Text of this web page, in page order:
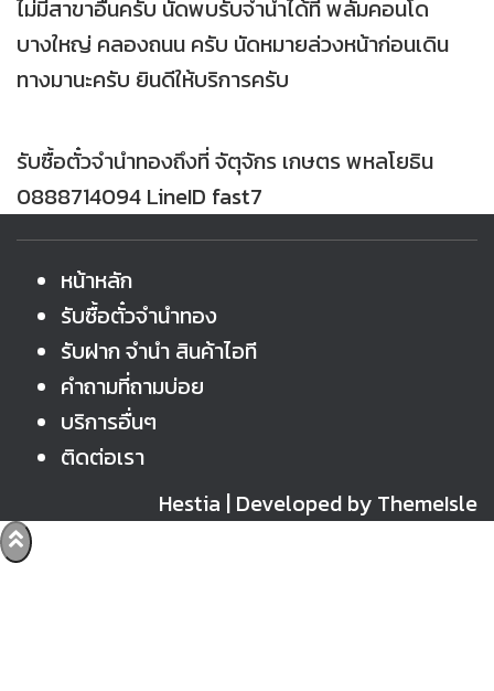
ไม่มีสาขาอื่นครับ นัดพบรับจำนำได้ที่ พลัมคอนโด
บางใหญ่ คลองถนน ครับ นัดหมายล่วงหน้าก่อนเดิน
ทางมานะครับ ยินดีให้บริการครับ
รับซื้อตั๋วจำนำทองถึงที่ จัตุจักร เกษตร พหลโยธิน
0888714094 LineID fast7
หน้าหลัก
รับซื้อตั๋วจำนำทอง
รับฝาก จำนำ สินค้าไอที
คำถามที่ถามบ่อย
บริการอื่นๆ
ติดต่อเรา
Hestia | Developed by ThemeIsle